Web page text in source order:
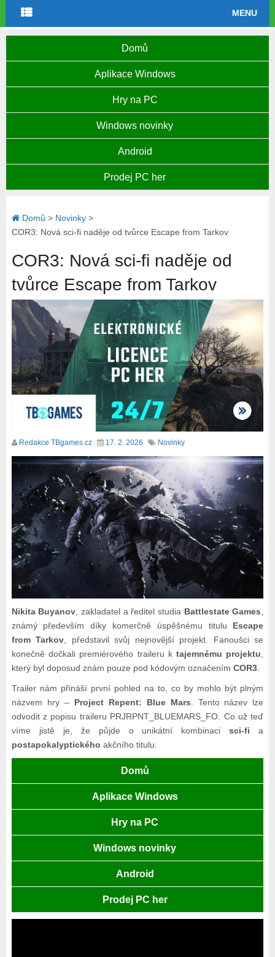
MENU
Domů
Aplikace Windows
Hry na PC
Windows novinky
Android
Prodej PC her
Domů > Novinky>
COR3: Nová sci-fi naděje od tvůrce Escape from Tarkov
COR3: Nová sci-fi naděje od
tvůrce Escape from Tarkov
Redakce TBgames.cz 17. 2. 2026 Novinky
Nikita Buyanov , zakladatel a ředitel studia Battlestate Games
známý především díky komerčně úspěšnému titulu Escape
from Tarkov , představil svůj nejnovější projekt. Fanoušci se
konečně dočkali premiérového traileru ktajemnému projektu
který byl doposud znám pouze pod kódovým označením COR3.
Trailer nám přináší první pohled na to, co by mohlo být plným
názvem hry – Project Repent: Blue Mars . Tento název lze
odvodit z popisu traileru PRJRPNT_BLUEMARS_FO. Co už teď
víme jistě je, že půjde o unikátní kombinacisci-fi a
postapokalyptického akčního titulu.
Domů
Aplikace Windows
Hry na PC
Windows novinky
Android
Prodej PC her